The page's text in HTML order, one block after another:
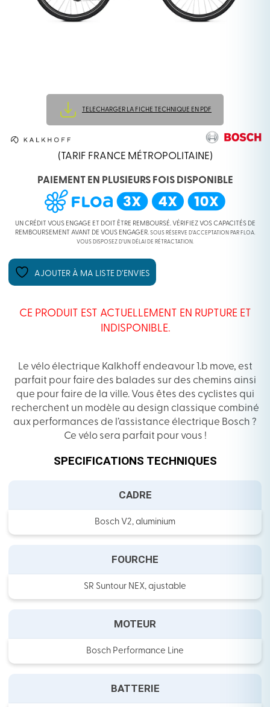
TELECHARGER LA FICHE TECHNIQUE EN PDF
(TARIF FRANCE MÉTROPOLITAINE)
PAIEMENT EN PLUSIEURS FOIS DISPONIBLE
UN CRÉDIT VOUS ENGAGE ET DOIT ÊTRE REMBOURSÉ. VÉRIFIEZ VOS CAPACITÉS DE
REMBOURSEMENT AVANT DE VOUS ENGAGER. SOUS RÉSERVE D’ACCEPTATION PAR FLOA.
VOUS DISPOSEZ D’UN DÉLAI DE RÉTRACTATION.
AJOUTER À MA LISTE D’ENVIES
CE PRODUIT EST ACTUELLEMENT EN RUPTURE ET
INDISPONIBLE.
Le vélo électrique Kalkhoff endeavour 1.b move, est
parfait pour faire des balades sur des chemins ainsi
que pour faire de la ville. Vous êtes des cyclistes qui
recherchent un modèle au design classique combiné
aux performances de l’assistance électrique Bosch ?
Ce vélo sera parfait pour vous !
SPECIFICATIONS TECHNIQUES
CADRE
Bosch V2, aluminium
FOURCHE
SR Suntour NEX, ajustable
MOTEUR
Bosch Performance Line
BATTERIE